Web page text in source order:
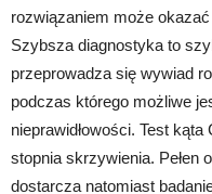
rozwiązaniem może
Szybsza diagnostyka to
przeprowadza się wywiad
podczas którego możliwe
nieprawidłowości. Test
stopnia skrzywienia. Pełen
dostarcza natomiast